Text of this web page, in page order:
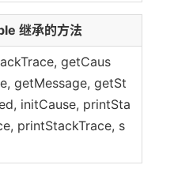
继承的方法
getCaus
getMessage, getSt
initCause, printSta
printStackTrace, s